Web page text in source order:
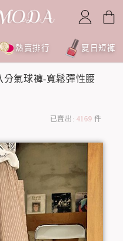
熱賣排行 夏日短褲
分氣球褲-寬鬆彈性腰
已賣出: 4169 件